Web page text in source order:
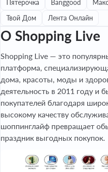
Пятерочка Banggood
Твой Дом
Лента Онлайн
О Shopping Live
Shopping Live — это
платформа,
дома, красоты, моды и
деятельность в 2011 году и
покупателей благодаря
высокому качеству
шоппинглайф превращает
праздник выгодных покупок.